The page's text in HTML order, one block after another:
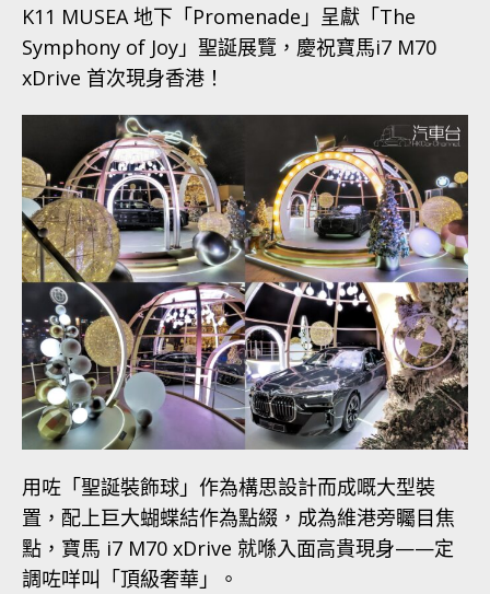
K11 MUSEA 地下「Promenade」呈獻「The
Symphony of Joy」聖誕展覽，慶祝寶馬i7 M70
xDrive 首次現身香港！
用咗「聖誕裝飾球」作為構思設計而成嘅大型裝
置，配上巨大蝴蝶結作為點綴，成為維港旁矚目焦
點，寶馬 i7 M70 xDrive 就喺入面高貴現身——定
調咗咩叫「頂級奢華」。